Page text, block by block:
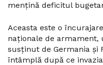
mențină deficitul
Aceasta este o
naționale de armament,
susținut de Germania și
întâmplă după ce